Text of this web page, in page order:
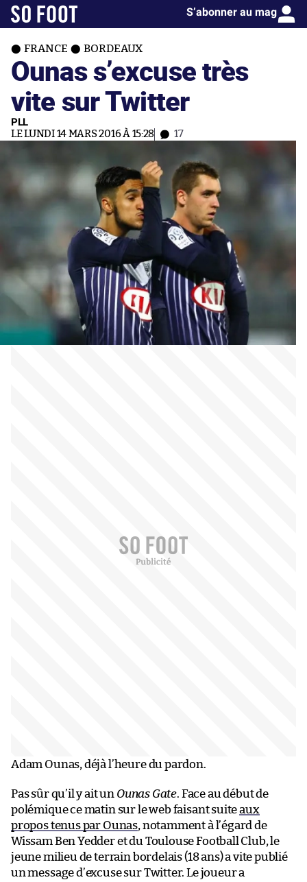
S’abonner au mag
FRANCE BORDEAUX
Ounas s’excuse très
vite sur Twitter
PLL
LE LUNDI 14 MARS 2016 À 15:28 17
Adam Ounas, déjà l’heure du pardon.
Pas sûr qu’il y ait un Ounas Gate. Face au début de
polémique ce matin sur le web faisant suiteaux
propos tenus par Ounas, notamment à l’égard de
Wissam Ben Yedder et du Toulouse Football Club, le
jeune milieu de terrain bordelais (18 ans) a vite publié
un message d’excuse sur Twitter. Le joueur a